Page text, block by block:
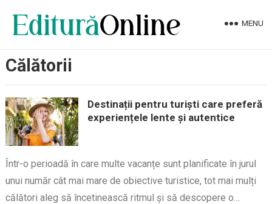
MENU
Călătorii
Destinații pentru turiști care preferă
experiențele lente și autentice
Într-o perioadă în care multe vacanțe sunt planificate în jurul
unui număr cât mai mare de obiective turistice, tot mai mulți
călători aleg să încetinească ritmul și să descopere o…